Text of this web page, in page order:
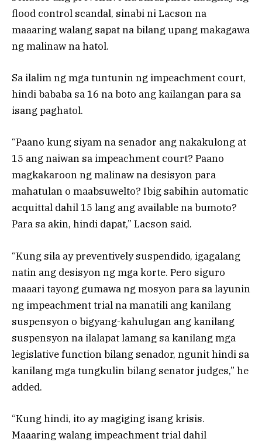
flood control scandal, sinabi ni Lacson na
maaaring walang sapat na bilang upang makagawa
ng malinaw na hatol.
Sa ilalim ng mga tuntunin ng impeachment court,
hindi bababa sa 16 na boto ang kailangan para sa
isang paghatol.
“Paano kung siyam na senador ang nakakulong at
15 ang naiwan sa impeachment court? Paano
magkakaroon ng malinaw na desisyon para
mahatulan o maabsuwelto? Ibig sabihin automatic
acquittal dahil 15 lang ang available na bumoto?
Para sa akin, hindi dapat,” Lacson said.
“Kung sila ay preventively suspendido, igagalang
natin ang desisyon ng mga korte. Pero siguro
maaari tayong gumawa ng mosyon para sa layunin
ng impeachment trial na manatili ang kanilang
suspensyon o bigyang-kahulugan ang kanilang
suspensyon na ilalapat lamang sa kanilang mga
legislative function bilang senador, ngunit hindi sa
kanilang mga tungkulin bilang senator judges,” he
added.
“Kung hindi, ito ay magiging isang krisis.
Maaaring walang impeachment trial dahil